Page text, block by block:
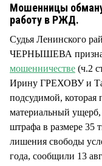
Мошенницы
работу в РЖД.
Судья Ленинского
ЧЕРНЫШЕВА
мошенничестве (ч.2
Ирину ГРЕХОВУ и
подсудимой,
материальный ущерб,
штрафа в размере 35
лишения свободы
года, сообщили 13